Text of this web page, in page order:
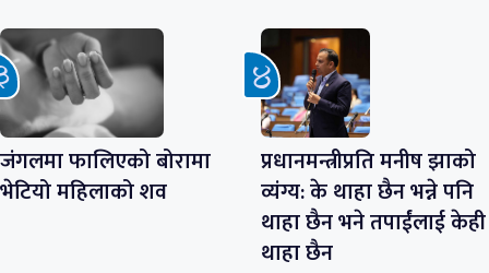
जंगलमा फालिएको बोरामा
भेटियो महिलाको शव
प्रधानमन्त्रीप्रति मनीष झाको
व्यंग्य: के थाहा छैन भन्ने पनि
थाहा छैन भने तपाईंलाई केही
थाहा छैन